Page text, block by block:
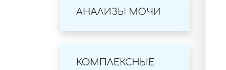
АНАЛИЗЫ МОЧИ
КОМПЛЕКСНЫЕ